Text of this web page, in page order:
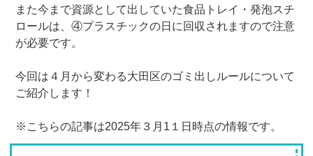
また今まで資源として出していた食品トレイ・発泡スチ
ロールは、④プラスチックの日に回収されますので注意
が必要です。
今回は４月から変わる大田区のゴミ出しルールについて
ご紹介します！
※こちらの記事は2025年３月1１日時点の情報です。